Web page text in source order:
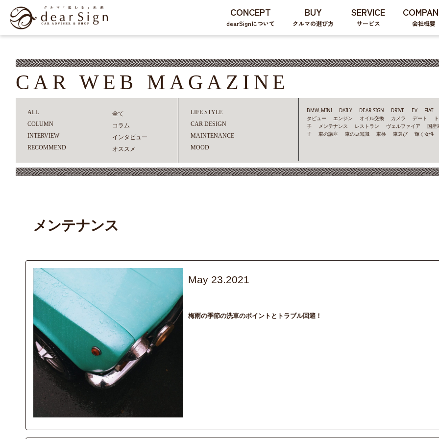
CONCEPT
dearSignについて
BUY
クルマの選び方
SERVICE
サービス 会社概要
CAR WEB MAGAZINE
ALL
全て
COLUMN
コラム
INTERVIEW
インタビュー
RECOMMEND
オススメ
LIFE STYLE
CAR DESIGN
MAINTENANCE
MOOD
BMW_MINI DAILY DEAR SIGN DRIVE EV
FIAT
タビュー
エンジン オイル交換 カメラ デート
子
メンテナンス レストラン ヴェルファイア
国産
子
車の講座 車の豆知識 車検 車選び 輝く女性
メンテナンス
May 23.2021
梅雨の季節の洗車のポイントとトラブル回避！